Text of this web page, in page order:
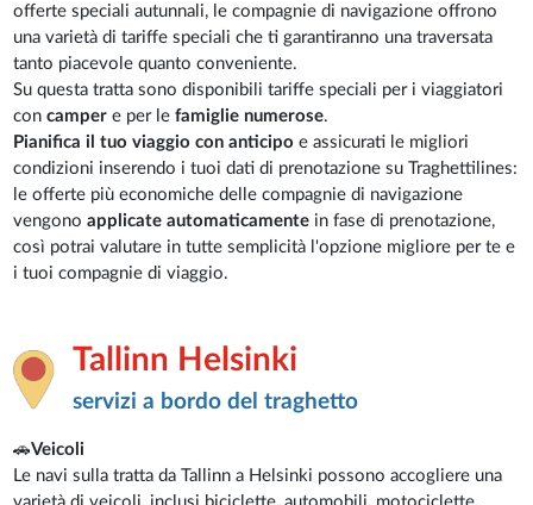
offerte speciali autunnali, le compagnie di navigazione offrono
una varietà di tariffe speciali che ti garantiranno una traversata
tanto piacevole quanto conveniente.
Su questa tratta sono disponibili tariffe speciali per i viaggiatori
concampere per le famiglie numerose.
Pianifica il tuo viaggio con anticipo e assicurati le migliori
condizioni inserendo i tuoi dati di prenotazione su Traghettilines:
le offerte più economiche delle compagnie di navigazione
vengonoapplicate automaticamente in fase di prenotazione,
così potrai valutare in tutte semplicità l'opzione migliore per te e
i tuoi compagnie di viaggio.
Tallinn Helsinki
servizi a bordo del traghetto
🚗Veicoli
Le navi sulla tratta da Tallinn a Helsinki possono accogliere una